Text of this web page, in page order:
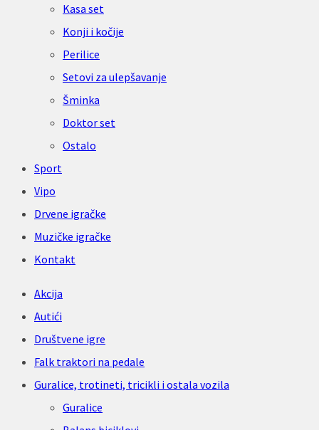
Kasa set
Konji i kočije
Perilice
Setovi za ulepšavanje
Šminka
Doktor set
Ostalo
Sport
Vipo
Drvene igračke
Muzičke igračke
Kontakt
Akcija
Autići
Društvene igre
Falk traktori na pedale
Guralice, trotineti, tricikli i ostala vozila
Guralice